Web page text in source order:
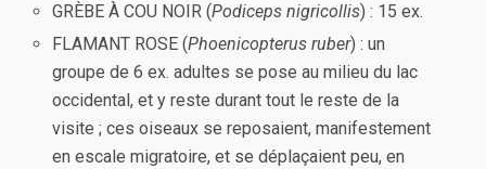
GRÈBE À COU NOIR (Podiceps nigricollis) : 15 ex.
FLAMANT ROSE (Phoenicopterus ruber) : un
groupe de 6 ex. adultes se pose au milieu du lac
occidental, et y reste durant tout le reste de la
visite ; ces oiseaux se reposaient, manifestement
en escale migratoire, et se déplaçaient peu, en